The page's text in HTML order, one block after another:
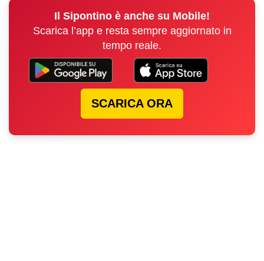
Il Sipontino è anche su Mobile!
Scarica l’app e resta sempre aggiornato in
tempo reale.
SCARICA ORA